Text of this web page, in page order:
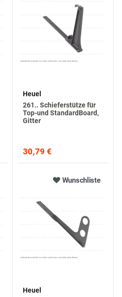
Heuel
261.. Schieferstütze für
Top-und StandardBoard,
Gitter
30,79 €
Wunschliste
Heuel